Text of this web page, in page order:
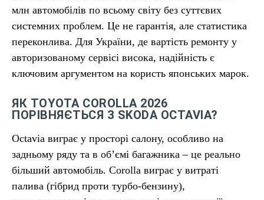
млн автомобілів по всьому світу без суттєвих
системних проблем. Це не гарантія, але статистика
переконлива. Для України, де вартість ремонту у
авторизованому сервісі висока, надійність є
ключовим аргументом на користь японських марок.
ЯК TOYOTA COROLLA 2026
ПОРІВНЯЄТЬСЯ З SKODA OCTAVIA?
Octavia виграє у просторі салону, особливо на
задньому ряду та в об’ємі багажника – це реально
більший автомобіль. Corolla виграє у витраті
палива (гібрид проти турбо-бензину),